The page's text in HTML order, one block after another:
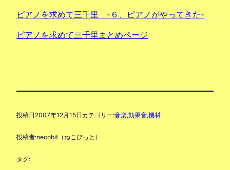
ピアノを求めて三千里 -６、ピアノがやってきた-
ピアノを求めて三千里まとめページ
投稿日 2007年12月15日 カテゴリー:音楽,効果音,機材
投稿者:necobit（ねこびっと）
タグ: